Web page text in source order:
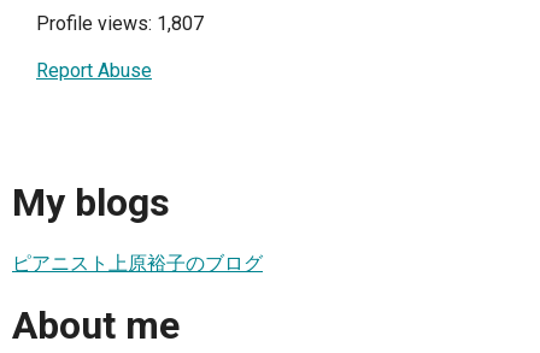
Profile views: 1,807
Report Abuse
My blogs
ピアニスト上原裕子のブログ
About me